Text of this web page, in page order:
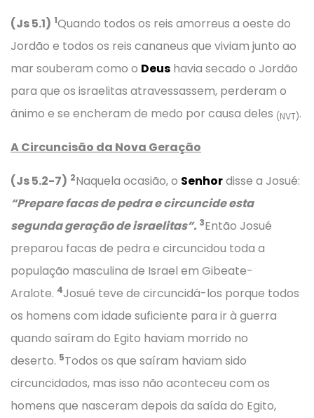
(Js 5.1) 1Quando todos os reis amorreus a oeste do
Jordão e todos os reis cananeus que viviam junto ao
mar souberam como o Deus havia secado o Jordão
para que os israelitas atravessassem, perderam o
ânimo e se encheram de medo por causa deles (NVT).
A Circuncisão da Nova Geração
(Js 5.2-7) 2Naquela ocasião, o Senhordisse a Josué:
“Prepare facas de pedra e circuncide esta
segunda geração de israelitas”. 3Então Josué
preparou facas de pedra e circuncidou toda a
população masculina de Israel em Gibeate-
Aralote. 4Josué teve de circuncidá-los porque todos
os homens com idade suficiente para ir à guerra
quando saíram do Egito haviam morrido no
deserto. 5Todos os que saíram haviam sido
circuncidados, mas isso não aconteceu com os
homens que nasceram depois da saída do Egito,